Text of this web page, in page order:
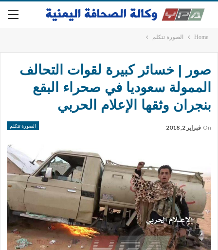
Home الصورة تتكلم
صور | خسائر كبيرة لقوات التحالف
الممولة سعوديا في صحراء البقع
بنجران وثقها الإعلام الحربي
الصورة تتكلم On فبراير 2, 2018